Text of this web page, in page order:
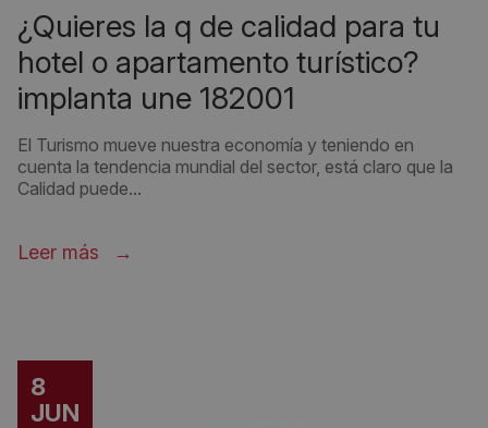
¿quieres la q de calidad para tu
hotel o apartamento turístico?
implanta une 182001
El Turismo mueve nuestra economía y teniendo en
cuenta la tendencia mundial del sector, está claro que la
Calidad puede...
Leer más
8
JUN